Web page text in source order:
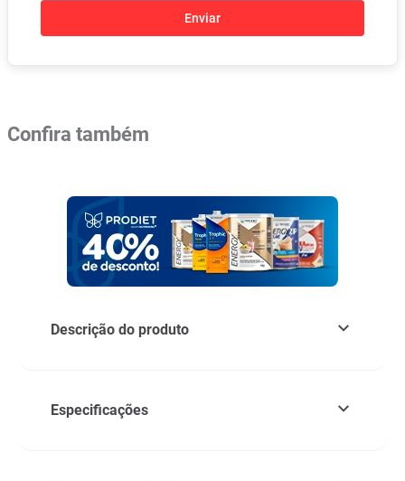
Enviar
Confira também
Descrição do produto
Especificações